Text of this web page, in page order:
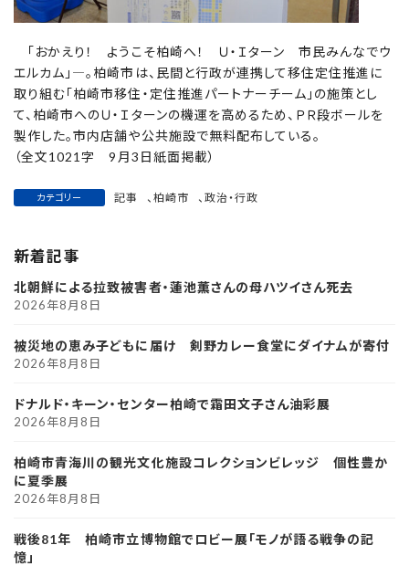
「おかえり！ ようこそ柏崎へ！ Ｕ・Ｉターン 市民みんなでウ
エルカム」―。柏崎市は、民間と行政が連携して移住定住推進に
取り組む「柏崎市移住・定住推進パートナーチーム」の施策とし
て、柏崎市へのＵ・Ｉターンの機運を高めるため、ＰＲ段ボールを
製作した。市内店舗や公共施設で無料配布している。
（全文1021字 9月3日紙面掲載）
カテゴリー 記事 、 柏崎市 、 政治・行政
新着記事
北朝鮮による拉致被害者・蓮池薫さんの母ハツイさん死去
2026年8月8日
被災地の恵み子どもに届け 剣野カレー食堂にダイナムが寄付
2026年8月8日
ドナルド・キーン・センター柏崎で霜田文子さん油彩展
2026年8月8日
柏崎市青海川の観光文化施設コレクションビレッジ 個性豊か
に夏季展
2026年8月8日
戦後81年 柏崎市立博物館でロビー展「モノが語る戦争の記
憶」